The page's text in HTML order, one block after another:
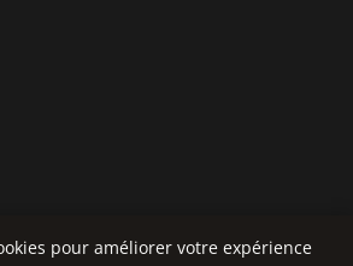
pour améliorer votre expérience